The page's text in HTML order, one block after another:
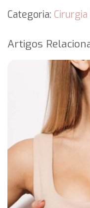
Categoria:
Artigos